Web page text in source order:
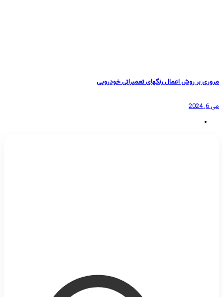
مروری بر روش اعمال رنگهای تعمیراتی خودرویی
می 6, 2024